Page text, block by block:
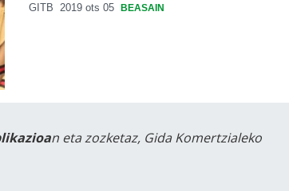
GITB 2019 ots 05 BEASAIN
n eta zozketaz, Gida Komertzialeko